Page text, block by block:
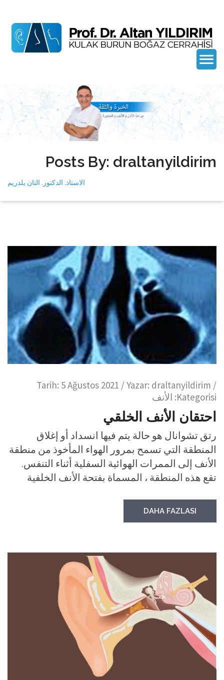
Posts By: draltanyildirim
الاستاذ. الدكتور. التان يلدريم
Tarih: 5 Ağustos 2021 / Yazar: draltanyildirim /
Kategorisi: الأنف
احتقان الأنف الخلقي
رتق تشوانال هو حالة يتم فيها انسداد أو إغلاق
المنطقة التي تسمح بمرور الهواء المأخوذ من منطقة
الأنف إلى الممرات الهوائية السفلية أثناء التنفس.
تقع هذه المنطقة ، المسماة بفتحة الأنف الخلفية
DAHA FAZLASI